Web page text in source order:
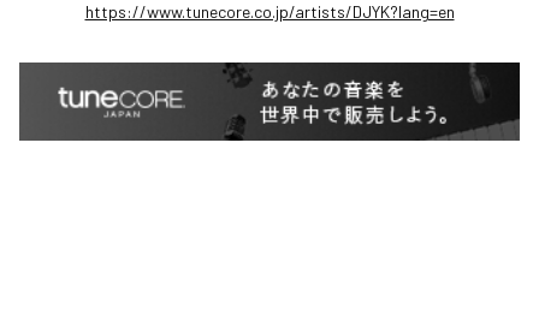
https://www.tunecore.co.jp/artists/DJYK?lang=en